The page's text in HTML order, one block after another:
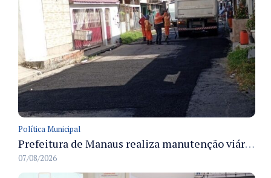
Política Municipal
Prefeitura de Manaus realiza manutenção viária e recupera pavimento na rua Almir Pedreiras em Petrópolis
07/08/2026